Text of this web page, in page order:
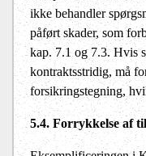
ikke behandler
påført skader, som
kap. 7.1 og 7.3. Hvis
kontraktsstridig, må
forsikringstegning,
5.4. Forrykkelse af